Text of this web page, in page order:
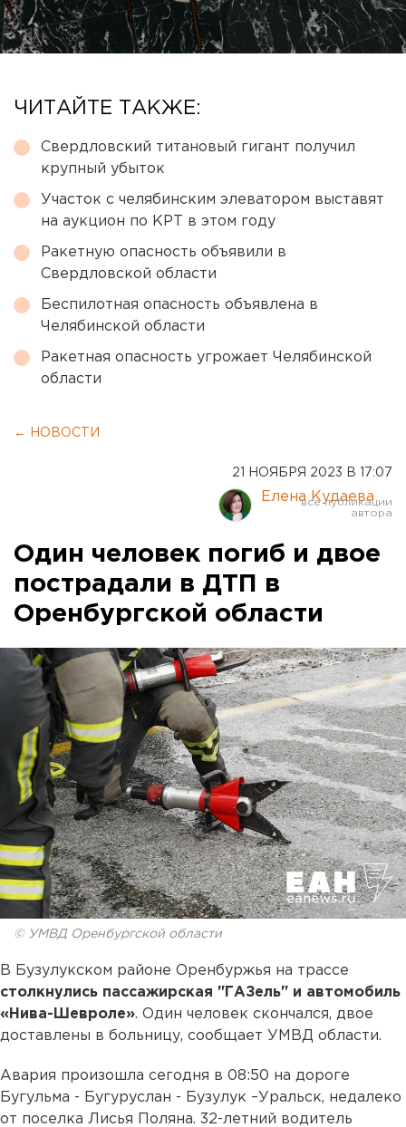
ЧИТАЙТЕ ТАКЖЕ:
Свердловский титановый гигант получил
крупный убыток
Участок с челябинским элеватором выставят
на аукцион по КРТ в этом году
Ракетную опасность объявили в
Свердловской области
Беспилотная опасность объявлена в
Челябинской области
Ракетная опасность угрожает Челябинской
области
← НОВОСТИ
21 НОЯБРЯ 2023 В 17:07
Елена Кудаева
Один человек погиб и двое
пострадали в ДТП в
Оренбургской области
© УМВД Оренбургской области
В Бузулукском районе Оренбуржья на трассе
столкнулись пассажирская "ГАЗель" и автомобиль
«Нива-Шевроле». Один человек скончался, двое
доставлены в больницу, сообщает УМВД области.
Авария произошла сегодня в 08:50 на дороге
Бугульма - Бугуруслан - Бузулук –Уральск, недалеко
от поселка Лисья Поляна. 32-летний водитель